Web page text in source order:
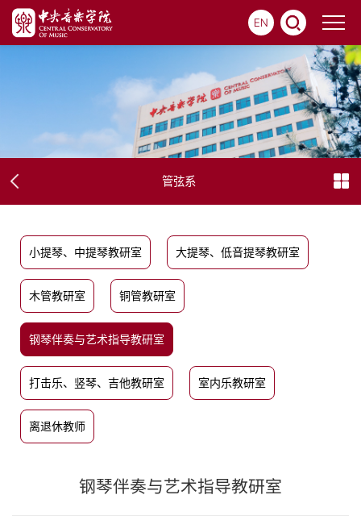
EN
管弦系
小提琴、中提琴教研室 大提琴、低音提琴教研室
木管教研室 铜管教研室
钢琴伴奏与艺术指导教研室
打击乐、竖琴、吉他教研室 室内乐教研室
离退休教师
钢琴伴奏与艺术指导教研室